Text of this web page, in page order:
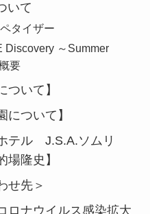
いて
タイザー
Discovery ～Summer
要
ついて】
について】
テル J.S.A.ソムリ
隆史】
せ先＞
ロナウイルス感染拡大